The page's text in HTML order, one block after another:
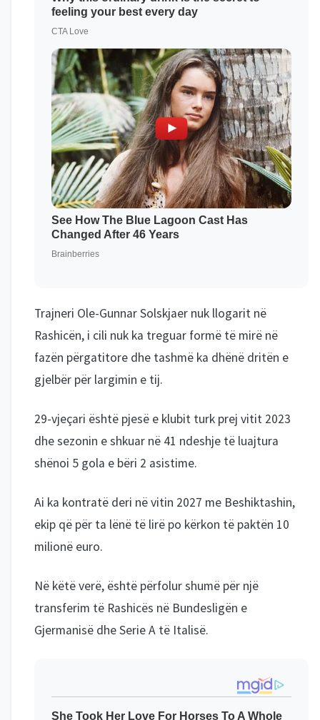
Trajneri Ole-Gunnar Solskjaer nuk llogarit në
Rashicën, i cili nuk ka treguar formë të mirë në
fazën përgatitore dhe tashmë ka dhënë dritën e
gjelbër për largimin e tij.
29-vjeçari është pjesë e klubit turk prej vitit 2023
dhe sezonin e shkuar në 41 ndeshje të luajtura
shënoi 5 gola e bëri 2 asistime.
Ai ka kontratë deri në vitin 2027 me Beshiktashin,
ekip që për ta lënë të lirë po kërkon të paktën 10
milionë euro.
Në këtë verë, është përfolur shumë për një
transferim të Rashicës në Bundesligën e
Gjermanisë dhe Serie A të Italisë.